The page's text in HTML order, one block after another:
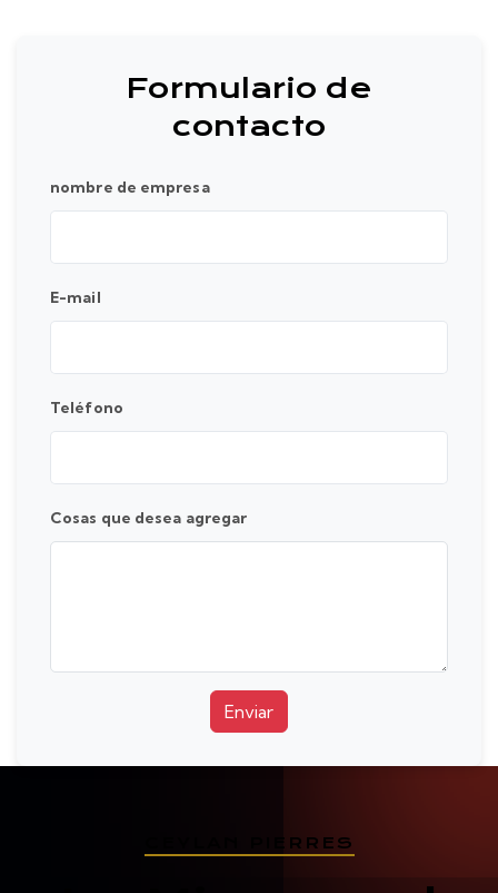
Formulario de
contacto
nombre de empresa
E-mail
Teléfono
Cosas que desea agregar
Enviar
CEYLAN PIERRES